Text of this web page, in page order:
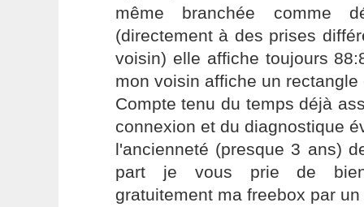
même branchée comme
(directement à des prises
voisin) elle affiche toujours
mon voisin affiche un
Compte tenu du temps déjà
connexion et du diagnostique
l'ancienneté (presque 3 ans)
part je vous prie de bien
gratuitement ma freebox par